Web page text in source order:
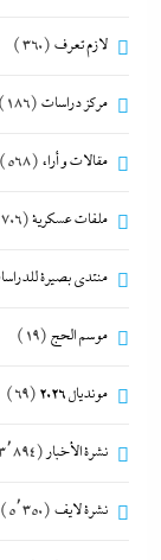
لازم تعرف (360)
مركز دراسات (186)
مقالات و أراء (568)
ملفات عسكرية(706)
منتدى بصيرة
موسم الحج (19)
مونديال 2026 (69)
نشرة الأخبار (3٬894)
نشرة لايف (5٬350)